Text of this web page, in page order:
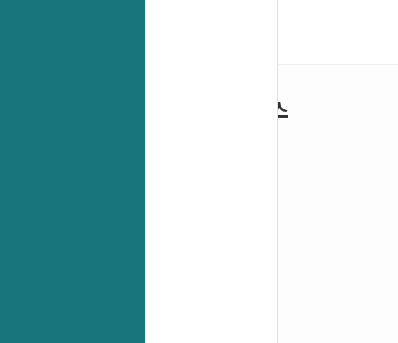
인기 서비스